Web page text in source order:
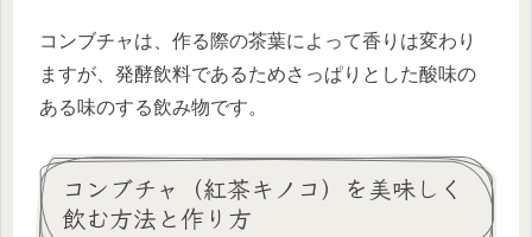
コンブチャは、作る際の茶葉によって香りは変わり
ますが、発酵飲料であるためさっぱりとした酸味の
ある味のする飲み物です。
コンブチャ（紅茶キノコ）を美味しく
飲む方法と作り方